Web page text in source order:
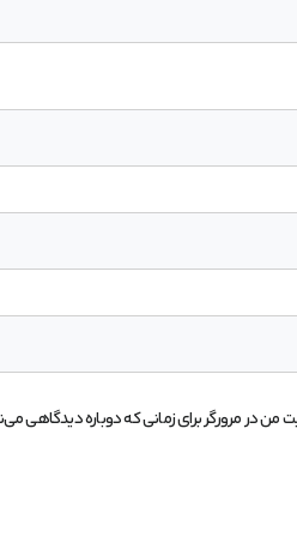
من در مرورگر برای زمانی که دوباره دیدگاهی